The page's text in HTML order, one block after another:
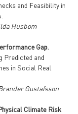
and Feasibility in
Husbom
Gap.
Predicted and
in Social Real
Gustafsson
Climate Risk